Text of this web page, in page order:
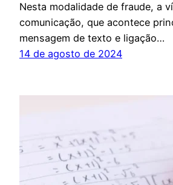
Nesta modalidade de fraude, a
comunicação, que acontece
mensagem de texto e ligação…
14 de agosto de 2024